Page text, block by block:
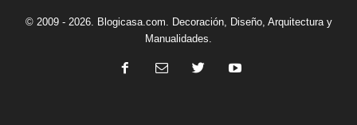
© 2009 - 2026. Blogicasa.com. Decoración, Diseño, Arquitectura y
Manualidades.